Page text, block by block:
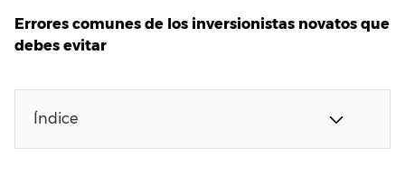
Errores comunes de los inversionistas novatos que
debes evitar
Índice